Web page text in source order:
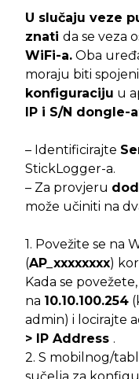
U slučaju veze
znati da se veza
WiFi-a. Oba
moraju biti
konfiguraciju u
IP i S/N dongle-a
– Identificirajte
StickLogger-a.
– Za provjeru
može učiniti na
1. Povežite se na
(AP_xxxxxxxx)
Kada se
na 10.10.100.254
admin) i locirajte
> IP Address .
2. S mobilnog/